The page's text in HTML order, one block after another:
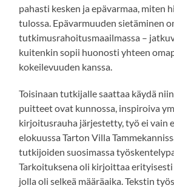
pahasti kesken ja epävarmaa, miten
tulossa. Epävarmuuden sietäminen
tutkimusrahoitusmaailmassa –
kuitenkin sopii huonosti yhteen
kokeilevuuden kanssa.
Toisinaan tutkijalle saattaa käydä
puitteet ovat kunnossa, inspiroiva
kirjoitusrauha järjestetty, työ ei vain
elokuussa Tarton Villa
tutkijoiden suosimassa
Tarkoituksena oli kirjoittaa
jolla oli selkeä määräaika. Tekstin